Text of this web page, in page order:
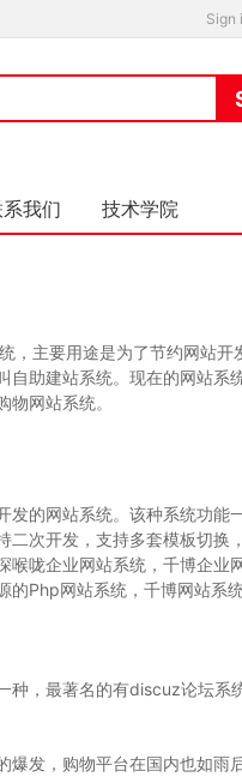
Sign
我们 技术学院
，主要用途是为了节约网站开
自助建站系统。现在的网站系
网站系统。
发的网站系统。该种系统功能
二次开发，支持多套模板切换
喉咙企业网站系统，千博企业
的Php网站系统，千博网站系
种，最著名的有discuz论坛系
爆发，购物平台在国内也如雨